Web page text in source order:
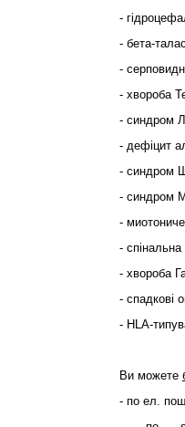
-
- бета-
-
- хвороба
- синдром
- дефіцит
- синдром
- синдром
-
-
- хвороба
- спадкові
- HLA-
Ви можете
- по ел.